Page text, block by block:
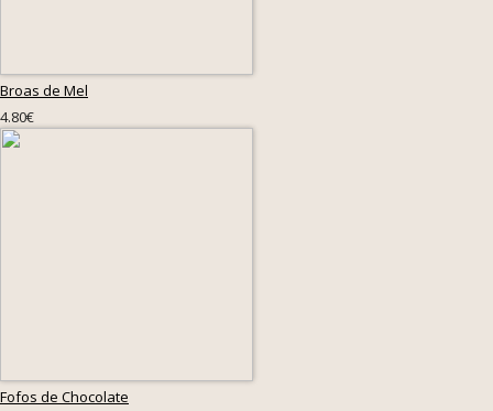
Broas de Mel
4.80€
Fofos de Chocolate